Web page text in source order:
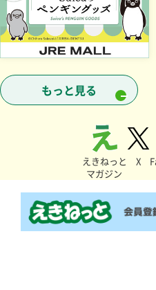
もっと見るボタンを押すと次
えきねっと
マガジン
X別